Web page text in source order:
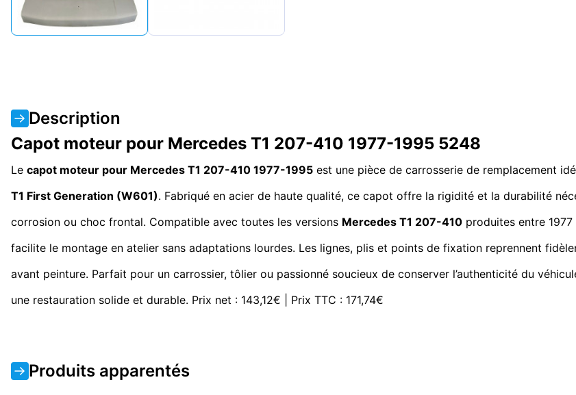
Description
Capot moteur pour Mercedes T1 207-410 1977-1995 5248
Le capot moteur pour Mercedes T1 207-410 1977-1995 est une pièce de carrosserie de remplacement
T1 First Generation (W601). Fabriqué en acier de haute qualité, ce capot offre la rigidité et la durabilité
corrosion ou choc frontal. Compatible avec toutes les versions Mercedes T1 207-410 produites entre
facilite le montage en atelier sans adaptations lourdes. Les lignes, plis et points de fixation reprennent
avant peinture. Parfait pour un carrossier, tôlier ou passionné soucieux de conserver l’authenticité du
une restauration solide et durable. Prix net : 143,12€ | Prix TTC : 171,74€
Produits apparentés